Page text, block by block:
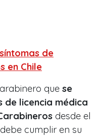
de
en Chile
que se
de licencia médica
desde el
cumplir en su